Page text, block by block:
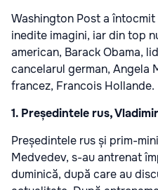
Washington Post a
inedite imagini, iar din top
american, Barack Obama,
cancelarul german, Angela
francez, Francois Hollande.
1. Președintele rus,
Președintele rus și prim-
Medvedev, s-au antrenat
duminică, după care au